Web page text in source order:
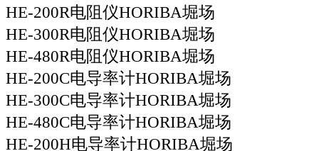
HE-200R电阻仪HORIBA堀场
HE-300R电阻仪HORIBA堀场
HE-480R电阻仪HORIBA堀场
HE-200C电导率计HORIBA堀场
HE-300C电导率计HORIBA堀场
HE-480C电导率计HORIBA堀场
HE-200H电导率计HORIBA堀场